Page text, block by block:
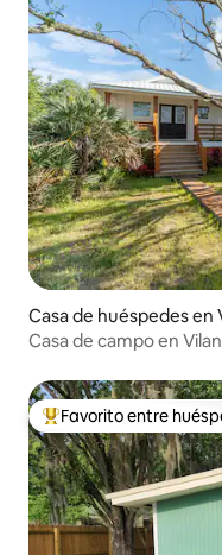
Casa de huéspedes en
Casa de campo en
De los mejores en
Favorito entre